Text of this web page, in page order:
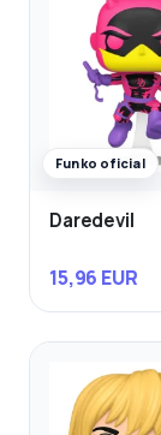
Funko oficial
Daredevil
15,96 EUR